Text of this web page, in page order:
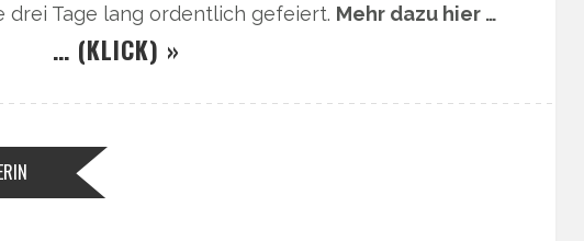
drei Tage lang ordentlich gefeiert. Mehr dazu hier …
… (KLICK) »